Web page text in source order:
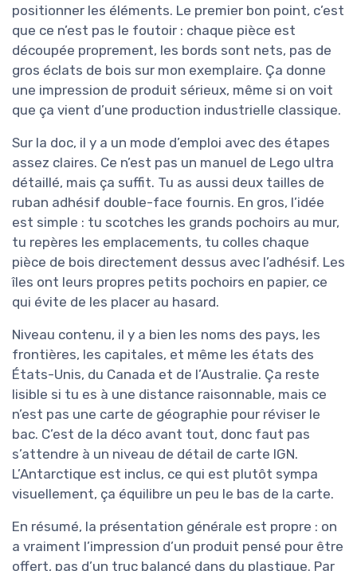
positionner les éléments. Le premier bon point, c’est
que ce n’est pas le foutoir : chaque pièce est
découpée proprement, les bords sont nets, pas de
gros éclats de bois sur mon exemplaire. Ça donne
une impression de produit sérieux, même si on voit
que ça vient d’une production industrielle classique.
Sur la doc, il y a un mode d’emploi avec des étapes
assez claires. Ce n’est pas un manuel de Lego ultra
détaillé, mais ça suffit. Tu as aussi deux tailles de
ruban adhésif double-face fournis. En gros, l’idée
est simple : tu scotches les grands pochoirs au mur,
tu repères les emplacements, tu colles chaque
pièce de bois directement dessus avec l’adhésif. Les
îles ont leurs propres petits pochoirs en papier, ce
qui évite de les placer au hasard.
Niveau contenu, il y a bien les noms des pays, les
frontières, les capitales, et même les états des
États-Unis, du Canada et de l’Australie. Ça reste
lisible si tu es à une distance raisonnable, mais ce
n’est pas une carte de géographie pour réviser le
bac. C’est de la déco avant tout, donc faut pas
s’attendre à un niveau de détail de carte IGN.
L’Antarctique est inclus, ce qui est plutôt sympa
visuellement, ça équilibre un peu le bas de la carte.
En résumé, la présentation générale est propre : on
a vraiment l’impression d’un produit pensé pour être
offert, pas d’un truc balancé dans du plastique. Par